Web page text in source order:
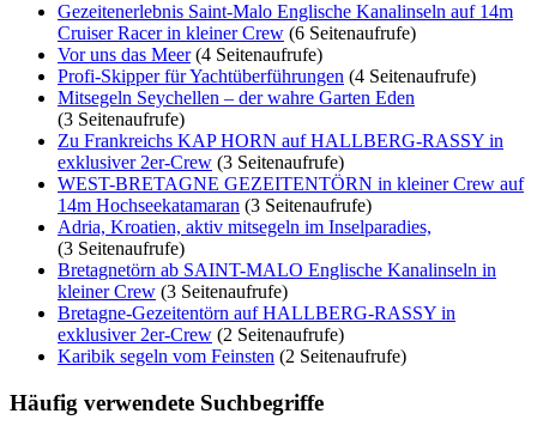
Gezeitenerlebnis Saint-Malo Englische Kanalinseln auf 14m
Cruiser Racer in kleiner Crew (6 Seitenaufrufe)
Vor uns das Meer(4 Seitenaufrufe)
Profi-Skipper für Yachtüberführungen (4 Seitenaufrufe)
Mitsegeln Seychellen – der wahre Garten Eden
(3 Seitenaufrufe)
Zu Frankreichs KAP HORN auf HALLBERG-RASSY in
exklusiver 2er-Crew (3 Seitenaufrufe)
WEST-BRETAGNE GEZEITENTÖRN in kleiner Crew auf
14m Hochseekatamaran (3 Seitenaufrufe)
Adria, Kroatien, aktiv mitsegeln im Inselparadies,
(3 Seitenaufrufe)
Bretagnetörn ab SAINT-MALO Englische Kanalinseln in
kleiner Crew (3 Seitenaufrufe)
Bretagne-Gezeitentörn auf HALLBERG-RASSY in
exklusiver 2er-Crew (2 Seitenaufrufe)
Karibik segeln vom Feinsten (2 Seitenaufrufe)
Häufig verwendete Suchbegriffe